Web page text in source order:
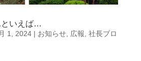
といえば…
1, 2024| お知らせ, 広報 社長ブロ